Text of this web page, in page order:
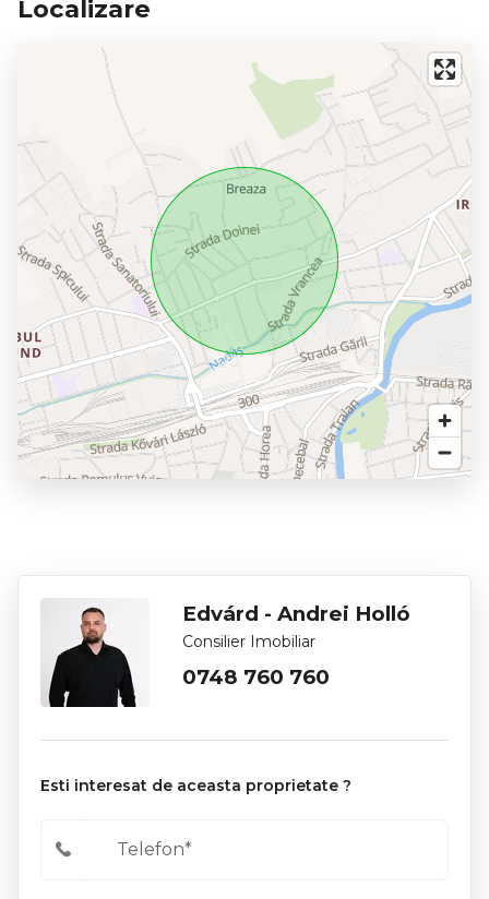
Localizare
Edvárd - Andrei Holló
Consilier Imobiliar
0748 760 760
Esti interesat de aceasta proprietate ?